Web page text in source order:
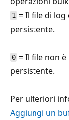
1 = Il file di
persistente.
0 = Il file non
persistente.
Per ulteriori
Aggiungi un